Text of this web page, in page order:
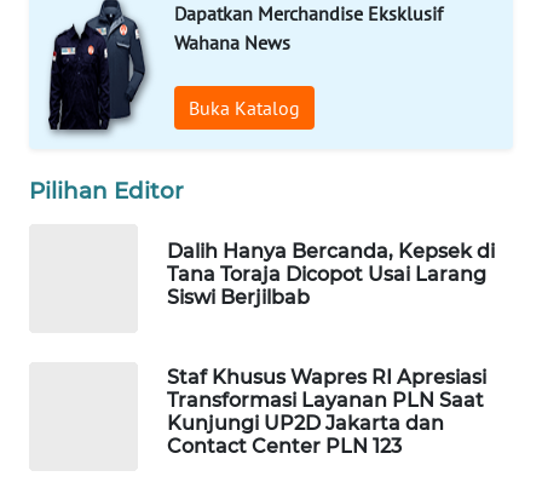
Dapatkan Merchandise Eksklusif
Wahana News
Buka Katalog
Pilihan Editor
Dalih Hanya Bercanda, Kepsek di
Tana Toraja Dicopot Usai Larang
Siswi Berjilbab
Staf Khusus Wapres RI Apresiasi
Transformasi Layanan PLN Saat
Kunjungi UP2D Jakarta dan
Contact Center PLN 123
WISATA
LAPAK
WAHANA
Network